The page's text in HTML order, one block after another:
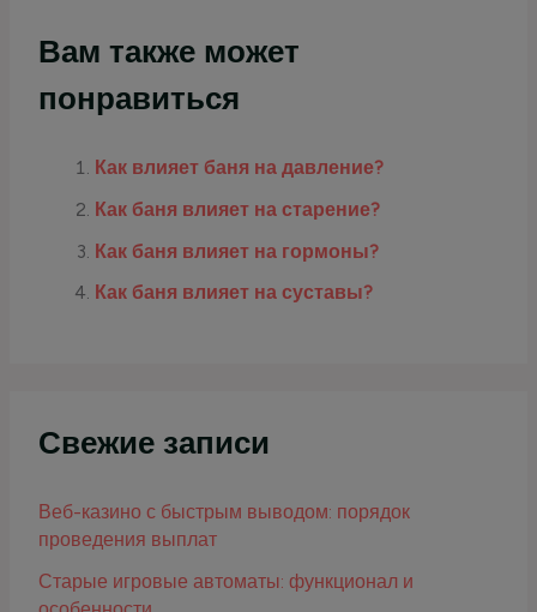
Вам также может
понравиться
Как влияет баня на давление?
Как баня влияет на старение?
Как баня влияет на гормоны?
Как баня влияет на суставы?
Свежие записи
Веб-казино с быстрым выводом: порядок
проведения выплат
Старые игровые автоматы: функционал и